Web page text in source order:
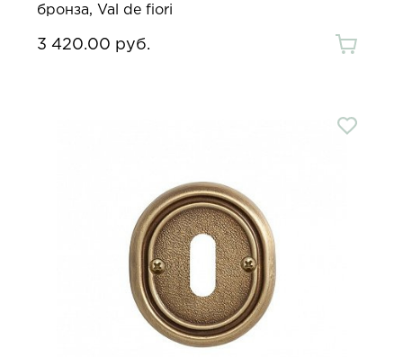
бронза, Val de fiori
3 420.00 руб.